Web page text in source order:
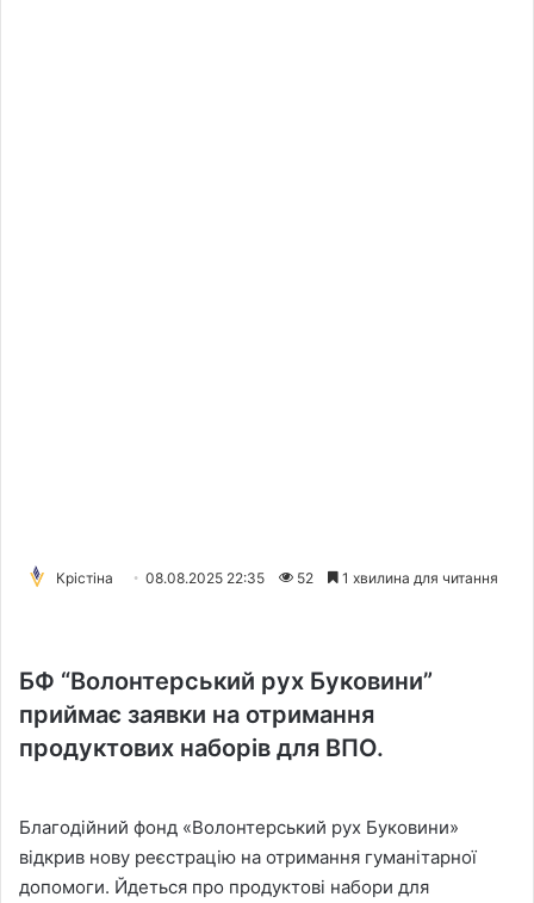
Крістіна 08.08.2025 22:35 52 1 хвилина для читання
БФ “Волонтерський рух Буковини”
приймає заявки на отримання
продуктових наборів для ВПО.
Благодійний фонд «Волонтерський рух Буковини»
відкрив нову реєстрацію на отримання гуманітарної
допомоги. Йдеться про продуктові набори для